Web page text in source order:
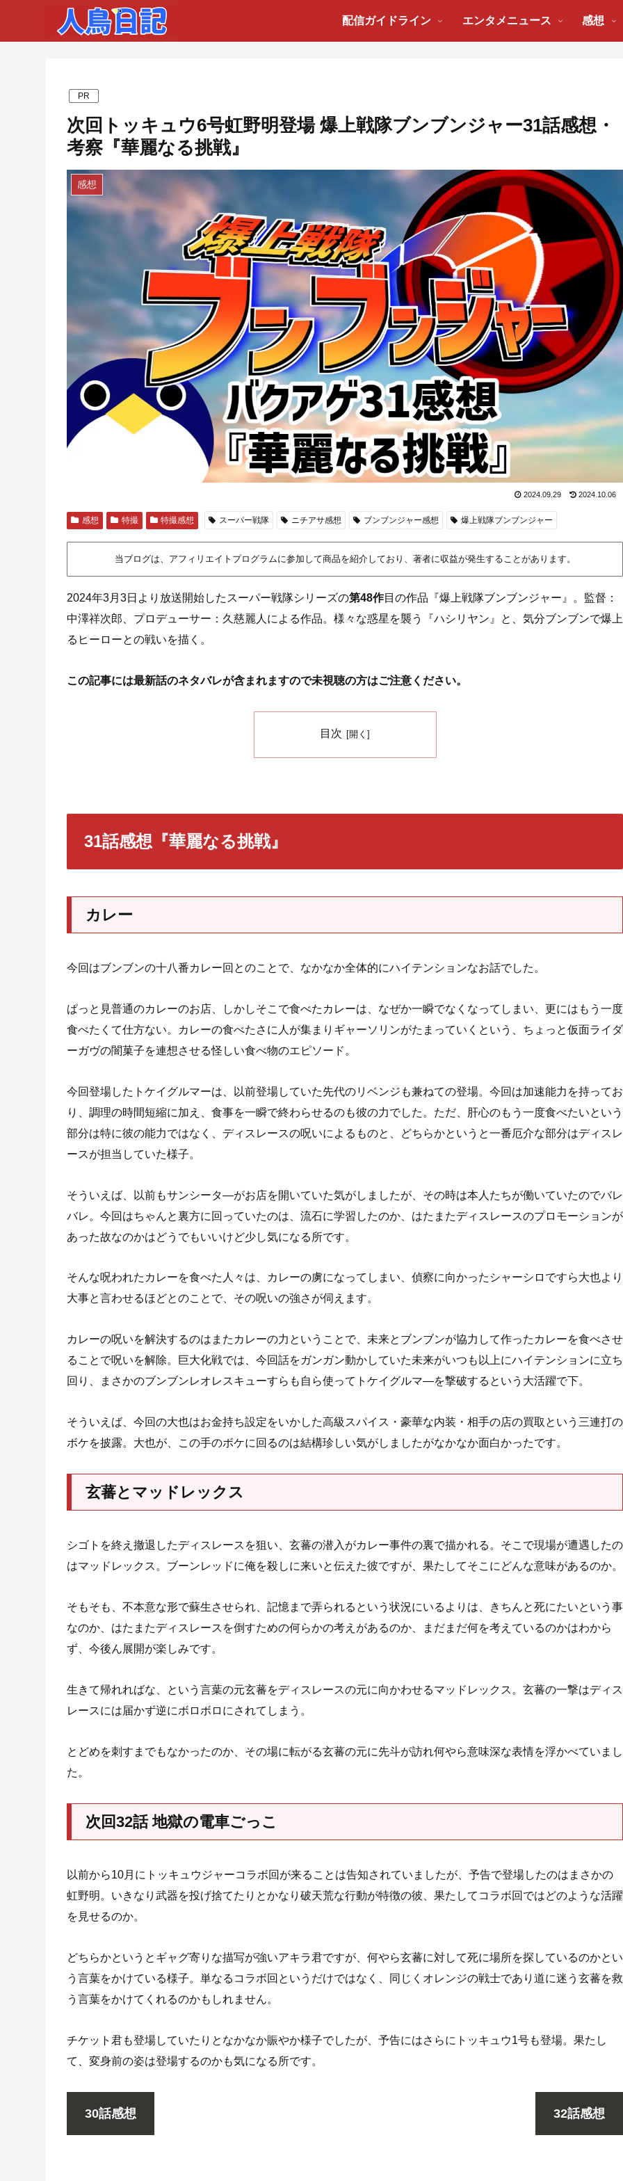
配信ガイドライン エンタメニュース 感想
PR
次回トッキュウ6号虹野明登場 爆上戦隊ブンブンジャー31話感想・
考察『華麗なる挑戦』
感想
2024.09.29 2024.10.06
感想 特撮 特撮感想 スーパー戦隊 ニチアサ感想 ブンブンジャー感想 爆上戦隊ブンブンジャー
当ブログは、アフィリエイトプログラムに参加して商品を紹介しており、著者に収益が発生することがあります。
2024年3月3日より放送開始したスーパー戦隊シリーズの第48作目の作品『爆上戦隊ブンブンジャー』。監督：
中澤祥次郎、プロデューサー：久慈麗人による作品。様々な惑星を襲う『ハシリヤン』と、気分ブンブンで爆上
るヒーローとの戦いを描く。
この記事には最新話のネタバレが含まれますので未視聴の方はご注意ください。
目次
31話感想『華麗なる挑戦』
カレー
今回はブンブンの十八番カレー回とのことで、なかなか全体的にハイテンションなお話でした。
ぱっと見普通のカレーのお店、しかしそこで食べたカレーは、なぜか一瞬でなくなってしまい、更にはもう一度
食べたくて仕方ない。カレーの食べたさに人が集まりギャーソリンがたまっていくという、ちょっと仮面ライダ
ーガヴの闇菓子を連想させる怪しい食べ物のエピソード。
今回登場したトケイグルマーは、以前登場していた先代のリベンジも兼ねての登場。今回は加速能力を持ってお
り、調理の時間短縮に加え、食事を一瞬で終わらせるのも彼の力でした。ただ、肝心のもう一度食べたいという
部分は特に彼の能力ではなく、ディスレースの呪いによるものと、どちらかというと一番厄介な部分はディスレ
ースが担当していた様子。
そういえば、以前もサンシータ―がお店を開いていた気がしましたが、その時は本人たちが働いていたのでバレ
バレ。今回はちゃんと裏方に回っていたのは、流石に学習したのか、はたまたディスレースのプロモーションが
あった故なのかはどうでもいいけど少し気になる所です。
そんな呪われたカレーを食べた人々は、カレーの虜になってしまい、偵察に向かったシャーシロですら大也より
大事と言わせるほどとのことで、その呪いの強さが伺えます。
カレーの呪いを解決するのはまたカレーの力ということで、未来とブンブンが協力して作ったカレーを食べさせ
ることで呪いを解除。巨大化戦では、今回話をガンガン動かしていた未来がいつも以上にハイテンションに立ち
回り、まさかのブンブンレオレスキューすらも自ら使ってトケイグルマ―を撃破するという大活躍で下。
そういえば、今回の大也はお金持ち設定をいかした高級スパイス・豪華な内装・相手の店の買取という三連打の
ボケを披露。大也が、この手のボケに回るのは結構珍しい気がしましたがなかなか面白かったです。
玄蕃とマッドレックス
シゴトを終え撤退したディスレースを狙い、玄蕃の潜入がカレー事件の裏で描かれる。そこで現場が遭遇したの
はマッドレックス。ブーンレッドに俺を殺しに来いと伝えた彼ですが、果たしてそこにどんな意味があるのか。
そもそも、不本意な形で蘇生させられ、記憶まで弄られるという状況にいるよりは、きちんと死にたいという事
なのか、はたまたディスレースを倒すための何らかの考えがあるのか、まだまだ何を考えているのかはわから
ず、今後ん展開が楽しみです。
生きて帰れればな、という言葉の元玄蕃をディスレースの元に向かわせるマッドレックス。玄蕃の一撃はディス
レースには届かず逆にボロボロにされてしまう。
とどめを刺すまでもなかったのか、その場に転がる玄蕃の元に先斗が訪れ何やら意味深な表情を浮かべていまし
た。
次回32話 地獄の電車ごっこ
以前から10月にトッキュウジャーコラボ回が来ることは告知されていましたが、予告で登場したのはまさかの
虹野明。いきなり武器を投げ捨てたりとかなり破天荒な行動が特徴の彼、果たしてコラボ回ではどのような活躍
を見せるのか。
どちらかというとギャグ寄りな描写が強いアキラ君ですが、何やら玄蕃に対して死に場所を探しているのかとい
う言葉をかけている様子。単なるコラボ回というだけではなく、同じくオレンジの戦士であり道に迷う玄蕃を救
う言葉をかけてくれるのかもしれません。
チケット君も登場していたりとなかなか賑やか様子でしたが、予告にはさらにトッキュウ1号も登場。果たし
て、変身前の姿は登場するのかも気になる所です。
30話感想 32話感想